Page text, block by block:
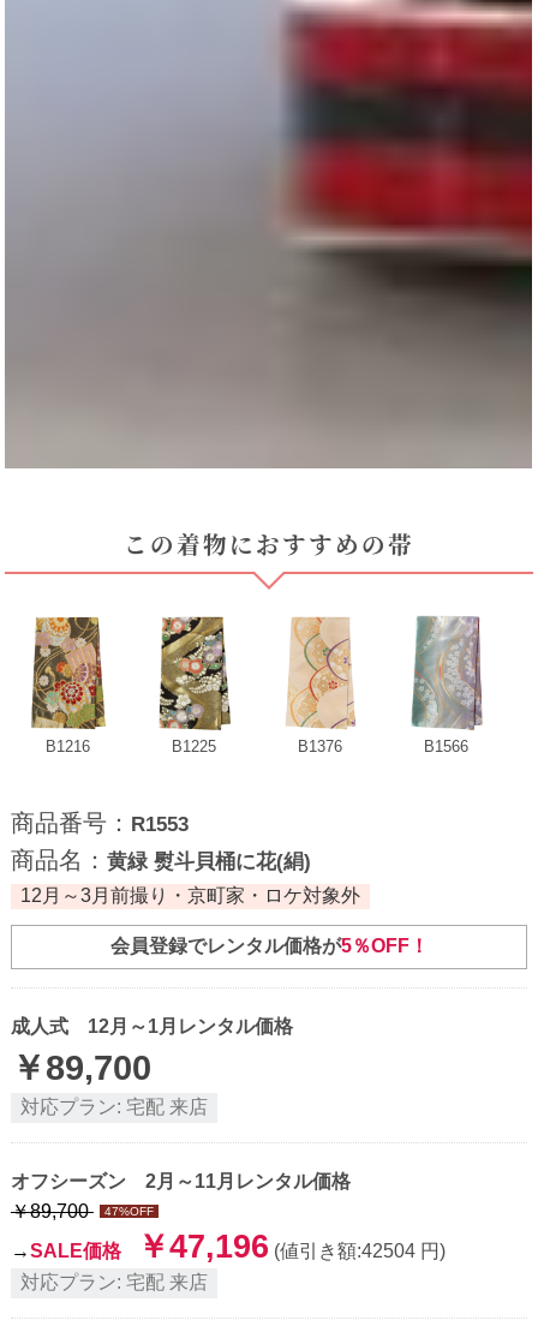
この着物におすすめの帯
B1216 B1225 B1376 B1566
商品番号： R1553
商品名： 黄緑 熨斗貝桶に花(絹)
12月～3月前撮り・京町家・ロケ対象外
会員登録でレンタル価格が5％OFF！
成人式 12月～1月レンタル価格
￥89,700
対応プラン: 宅配 来店
オフシーズン 2月～11月レンタル価格
￥89,700 47%OFF
→SALE価格 ￥47,196 (値引き額:42504円)
対応プラン: 宅配 来店